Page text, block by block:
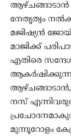
ആഴ്ചങ്ങാടാൻ
നേതൃത്വം
മജിഷ്യൻ
മാജിക്ക്
എതിരെ
ആഴ്ചങ്ങാടാൻ,
നസ്
മുന്നൂറോളം